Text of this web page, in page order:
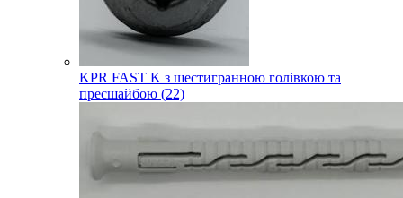
KPR FAST K з шестигранною голівкою та
пресшайбою (22)